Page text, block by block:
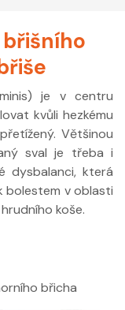
je v centru
kvůli hezkému
Většinou
sval je třeba i
dysbalanci, která
bolestem v oblasti
koše.
břicha